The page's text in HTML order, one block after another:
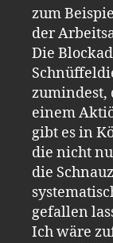
zum
der
Die
zumindest,
einem
gibt es in
die nicht
die
gefallen
Ich wäre